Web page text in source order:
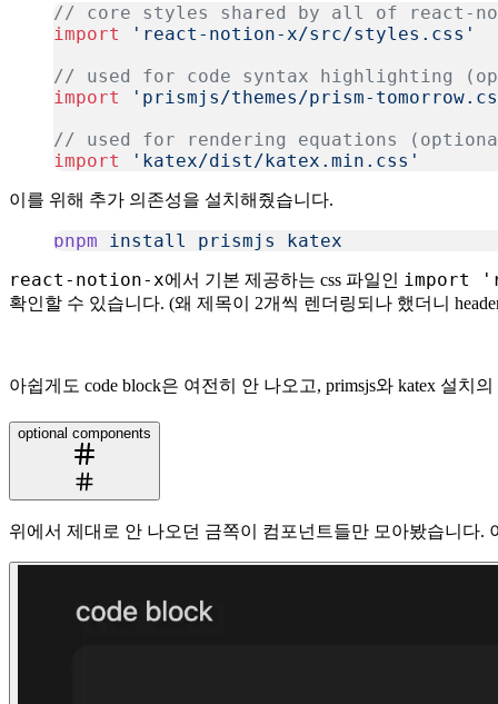
// core styles shared by all of react-
import
'react-notion-x/src/styles.css'
// used for code syntax highlighting
import
'prismjs/themes/prism-
// used for rendering equations
import
'katex/dist/katex.min.css'
이를 위해 추가 의존성을 설치해줬습니다.
pnpm install prismjs katex
react-notion-x에서 기본 제공하는 css 파일인 import
확인할 수 있습니다. (왜 제목이 2개씩 렌더링되나 했더니
아쉽게도 code block은 여전히 안 나오고, primsjs와 katex 설
optional components
위에서 제대로 안 나오던 금쪽이 컴포넌트들만 모아봤습니다.